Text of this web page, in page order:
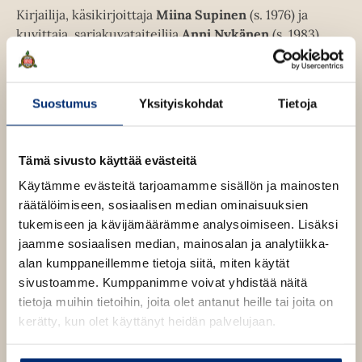
Suostumus Yksityiskohdat Tietoja
Tämä sivusto käyttää evästeitä
Käytämme evästeitä tarjoamamme sisällön ja mainosten
räätälöimiseen, sosiaalisen median ominaisuuksien
tukemiseen ja kävijämäärämme analysoimiseen. Lisäksi
jaamme sosiaalisen median, mainosalan ja analytiikka-
alan kumppaneillemme tietoja siitä, miten käytät
sivustoamme. Kumppanimme voivat yhdistää näitä
tietoja muihin tietoihin, joita olet antanut heille tai joita on
kerätty, kun olet käyttänyt heidän palvelujaan.
e
e
ä
l
h
t
e
e
n
u
t
e
v
ä
i
l
e
h
t
e
e
n
a
u
t
e
n
ä
l
i
l
e
h
t
e
e
Kirjailija, käsikirjoittaja Miina Supinen (s. 1976) ja
kuvittaja, sarjakuvataiteilijaAnni Nykänen(s. 1983)
ovat energinen tekijäkaksikko, jolta on aiemmin
ilmestynyt kolme hullunhauskaa Kokkiklubi-kirjaa.
M
i
n
a
S
u
p
i
n
e
n
Anni Nykänen
Lue lisää tekijästä
A
n
n
N
y
k
ä
eO
O